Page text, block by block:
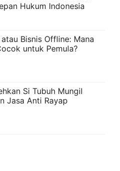
Hukum Indonesia
Bisnis Offline: Mana
untuk Pemula?
Si Tubuh Mungil
Jasa Anti Rayap